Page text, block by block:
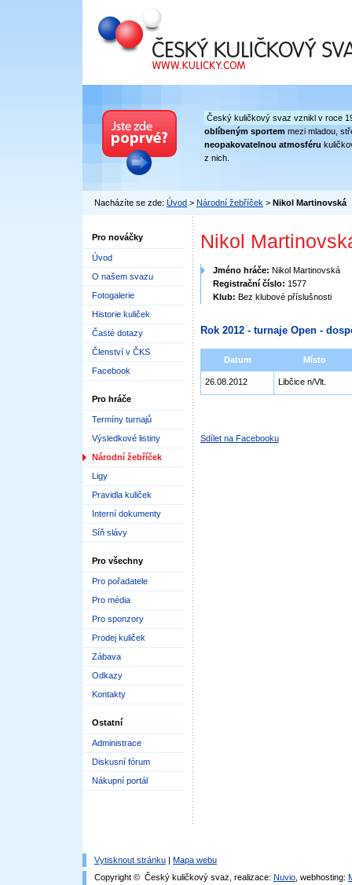
Český kuličkový svaz
Český kuličkový svaz vznikl v roce
oblíbeným sportem mezi mladou,
neopakovatelnou atmosféru
z nich.
Nacházíte se zde: Úvod > Národní žebříček > Nikol Martinovská
Pro nováčky
Úvod
O našem svazu
Fotogalerie
Historie kuliček
Časté dotazy
Členství v ČKS
Facebook
Pro hráče
Termíny turnajů
Výsledkové listiny
Národní žebříček
Ligy
Pravidla kuliček
Interní dokumenty
Síň slávy
Pro všechny
Pro pořadatele
Pro média
Pro sponzory
Prodej kuliček
Zábava
Odkazy
Kontakty
Ostatní
Administrace
Diskusní fórum
Nákupní portál
Nikol
Jméno hráče: Nikol Martinovská
Registrační číslo: 1577
Klub: Bez klubové příslušnosti
Rok 2012 - turnaje Open -
Datum Místo
26.08.2012 Libčice n/Vlt.
Sdílet na Facebooku
Vytisknout stránku | Mapa webu
Copyright © Český kuličkový svaz, realizace: Nuvio , webhosting: